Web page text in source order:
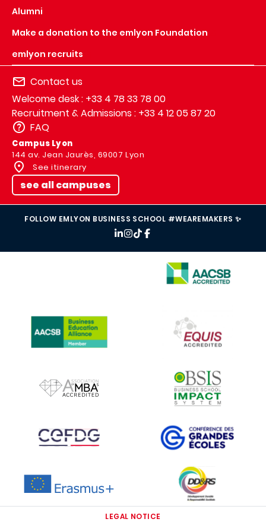
Alumni
Make a donation to the emlyon Foundation
emlyon recruits
Contact us
Welcome desk : +33 4 78 33 78 00
Recruitment & Admissions : +33 4 12 05 87 20
FAQ
Campus Lyon
144 av. Jean Jaurès, 69007 Lyon
See itinerary
see all campuses
FOLLOW EMLYON BUSINESS SCHOOL #WEAREMAKERS ✨
IMAGE
IMAGE
IMAGE
IMAGE IMAGE
LEGAL NOTICE